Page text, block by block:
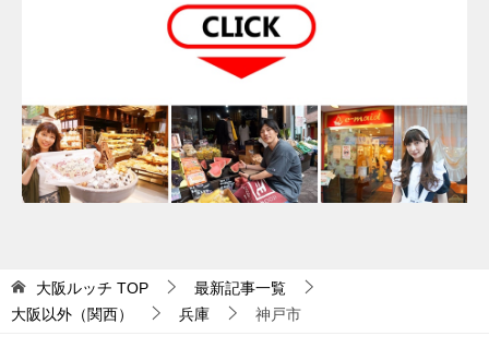
大阪ルッチ TOP
最新記事一覧
大阪以外（関西）
兵庫 神戸市